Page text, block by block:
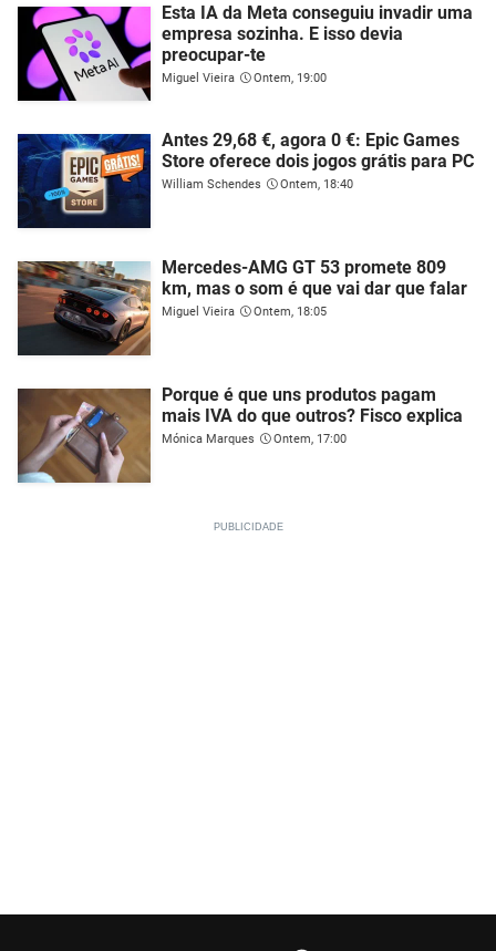
Esta IA da Meta conseguiu invadir uma
empresa sozinha. E isso devia
preocupar-te
Miguel Vieira Ontem, 19:00
Antes 29,68 €, agora 0 €: Epic Games
Store oferece dois jogos grátis para PC
William Schendes Ontem, 18:40
Mercedes-AMG GT 53 promete 809
km, mas o som é que vai dar que falar
Miguel Vieira Ontem, 18:05
Porque é que uns produtos pagam
mais IVA do que outros? Fisco explica
Mónica Marques Ontem, 17:00